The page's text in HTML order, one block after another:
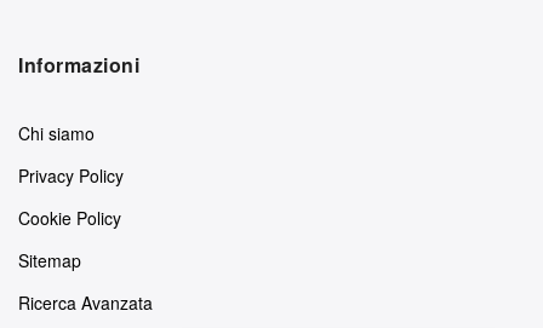
Informazioni
Chi siamo
Privacy Policy
Cookie Policy
Sitemap
Ricerca Avanzata